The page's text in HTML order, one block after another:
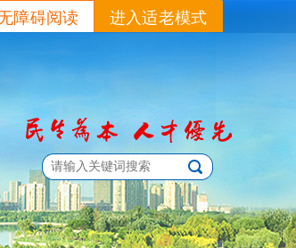
障碍阅读 进入适老模式